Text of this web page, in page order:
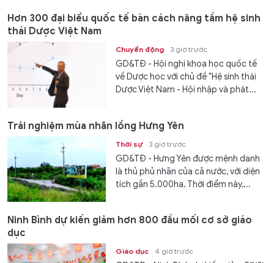
Hơn 300 đại biểu quốc tế bàn cách nâng tầm hệ sinh
thái Dược Việt Nam
Chuyển động 3 giờ trước
GD&TĐ - Hội nghị khoa học quốc tế
về Dược học với chủ đề "Hệ sinh thái
Dược Việt Nam - Hội nhập và phát...
Trải nghiệm mùa nhãn lồng Hưng Yên
Thời sự 3 giờ trước
GD&TĐ - Hưng Yên được mệnh danh
là thủ phủ nhãn của cả nước, với diện
tích gần 5.000ha. Thời điểm này,...
Ninh Bình dự kiến giảm hơn 800 đầu mối cơ sở giáo
dục
Giáo dục 4 giờ trước